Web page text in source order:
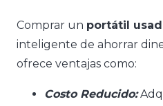
Comprar un portátil
inteligente de ahorrar
ofrece ventajas como:
Costo Reducido: